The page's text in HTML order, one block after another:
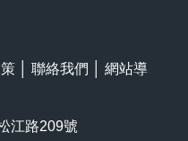
聯絡我們
網站導
江路209號